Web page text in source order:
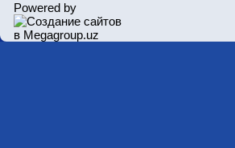
Powered by